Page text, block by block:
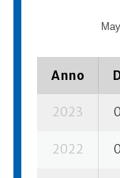
Anno
2023
2022